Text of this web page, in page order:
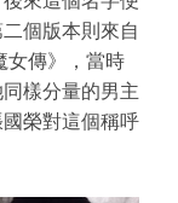
個版本則來自
女傳》，當時
樣分量的男主
榮對這個稱呼